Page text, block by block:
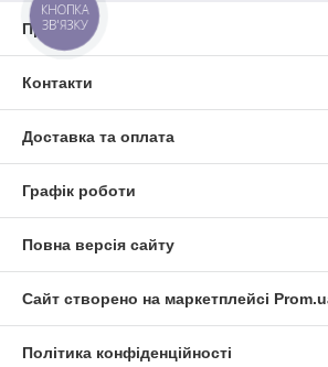
Про нас
Контакти
Доставка та оплата
Графік роботи
Повна версія сайту
Сайт створено на маркетплейсі
Політика конфіденційності
КНОПКА
ЗВ'ЯЗКУ